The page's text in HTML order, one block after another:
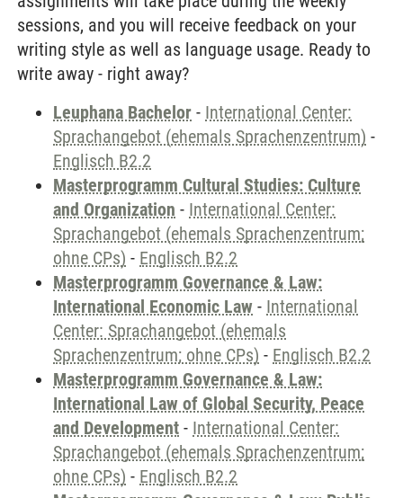
sessions, and you will receive feedback on your
writing style as well as language usage. Ready to
write away - right away?
Leuphana Bachelor - International Center:
Sprachangebot (ehemals Sprachenzentrum) -
Englisch B2.2
Masterprogramm Cultural Studies: Culture
and Organization - International Center:
Sprachangebot (ehemals Sprachenzentrum;
ohne CPs) - Englisch B2.2
Masterprogramm Governance & Law:
International Economic Law - International
Center: Sprachangebot (ehemals
Sprachenzentrum; ohne CPs) - Englisch B2.2
Masterprogramm Governance & Law:
International Law of Global Security, Peace
and Development - International Center:
Sprachangebot (ehemals Sprachenzentrum;
ohne CPs) - Englisch B2.2